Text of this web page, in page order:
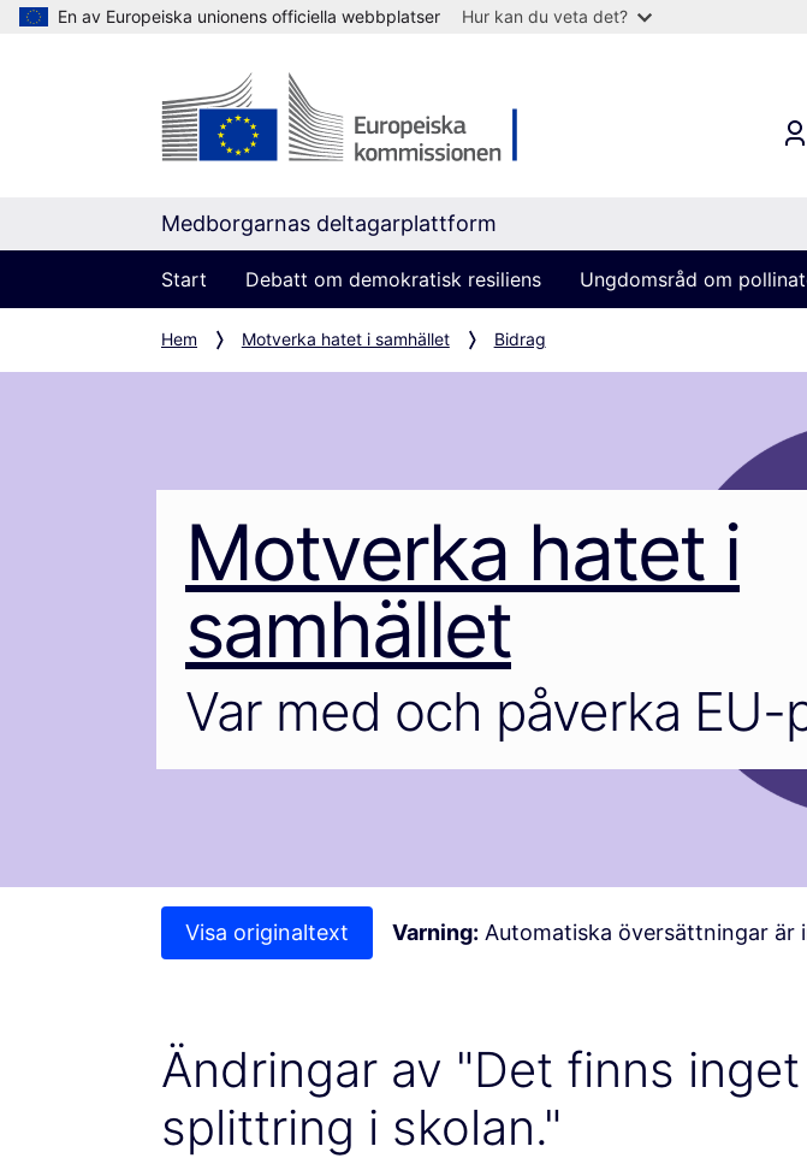
En av Europeiska unionens officiella webbplatser Hur kan du veta det?
Medborgarnas deltagarplattform
Start Debatt om demokratisk resiliens Ungdomsråd om
Hem Motverka hatet i samhället Bidrag
Motverka hatet i
samhället
Var med och påverka EU-
Visa originaltext Varning: Automatiska översättningar är
Ändringar av "Det finns
splittring i skolan."